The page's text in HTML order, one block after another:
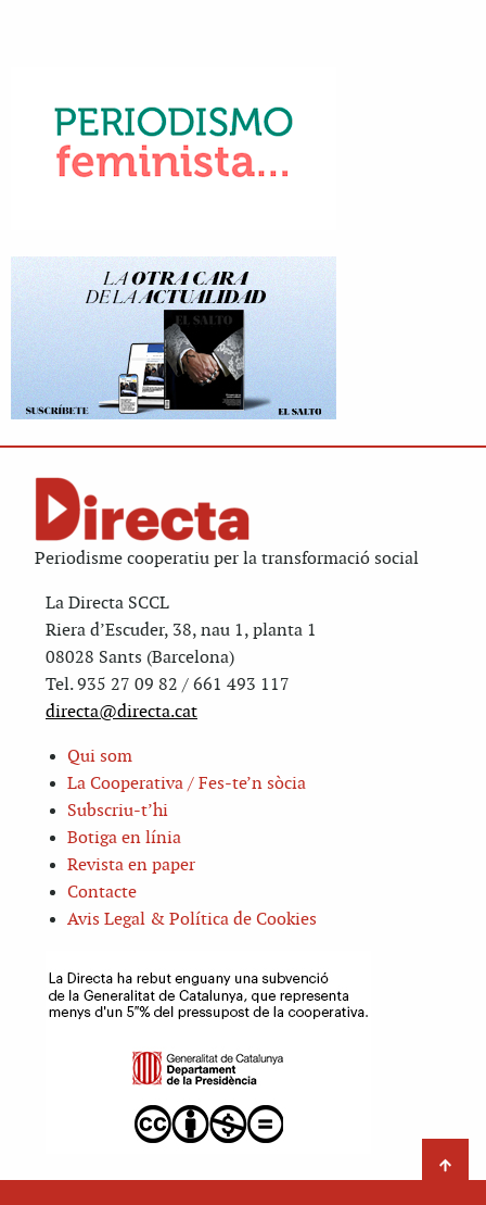
Periodisme cooperatiu per la transformació social
La Directa SCCL
Riera d’Escuder, 38, nau 1, planta 1
08028 Sants (Barcelona)
Tel. 935 27 09 82 / 661 493 117
directa@directa.cat
Qui som
La Cooperativa / Fes-te’n sòcia
Subscriu-t’hi
Botiga en línia
Revista en paper
Contacte
Avis Legal & Política de Cookies